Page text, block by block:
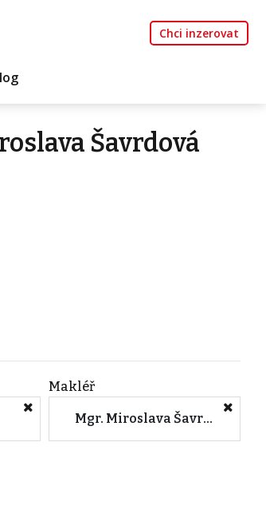
Chci inzerovat
Šavrdová
Makléř
Mgr. Miroslava Šavrdová (M&M reality)